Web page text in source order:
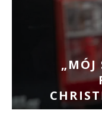
„MÓJ